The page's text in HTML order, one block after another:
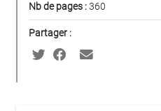
Nb de pages :360
Partager :